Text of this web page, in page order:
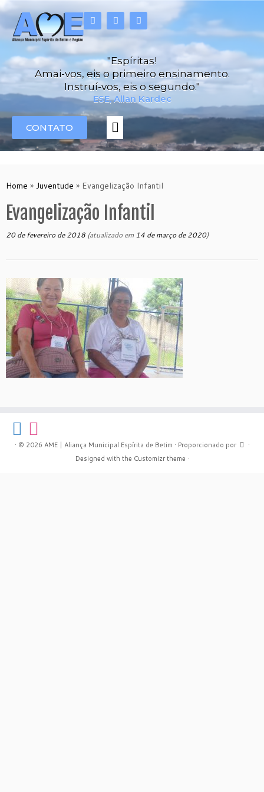
"Espíritas!
Amai-vos, eis o primeiro ensinamento.
Instruí-vos, eis o segundo."
ESE, Allan Kardec
CONTATO
Home » Juventude » Evangelização Infantil
Evangelização Infantil
20 de fevereiro de 2018 (atualizado em 14 de março de 2020)
· © 2026 AME | Aliança Municipal Espírita de Betim · Proporcionado por
·
Designed with the Customizr theme ·